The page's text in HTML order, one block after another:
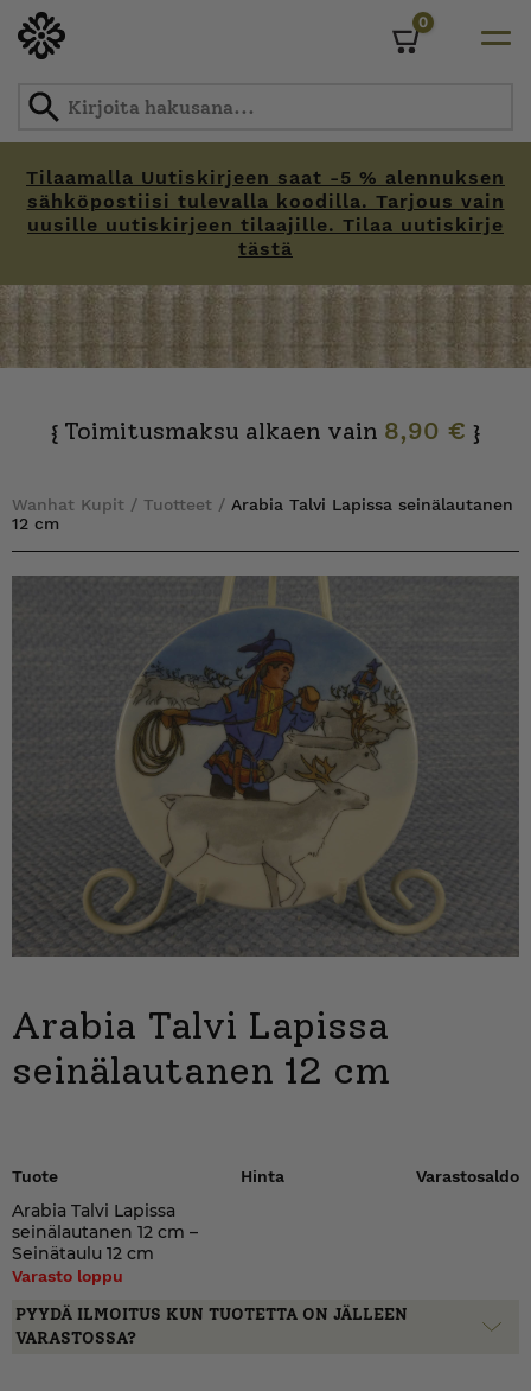
Tilaamalla Uutiskirjeen saat -5 % alennuksen
sähköpostiisi tulevalla koodilla. Tarjous vain
uusille uutiskirjeen tilaajille. Tilaa uutiskirje
tästä
0
{ Toimitusmaksu alkaen vain 8,90 € }
Wanhat Kupit / Tuotteet / Arabia Talvi Lapissa seinälautanen
12 cm
Arabia Talvi Lapissa
seinälautanen 12 cm
Tuote Hinta Varastosaldo
Arabia Talvi Lapissa
seinälautanen 12 cm –
Seinätaulu 12 cm
Varasto loppu
PYYDÄ ILMOITUS KUN TUOTETTA ON JÄLLEEN
VARASTOSSA?